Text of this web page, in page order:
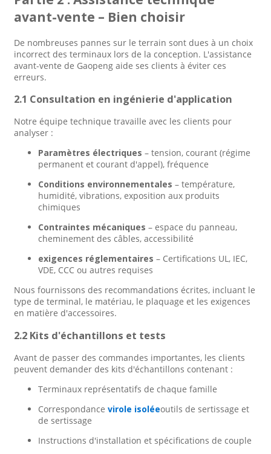
avant-vente – Bien choisir
De nombreuses pannes sur le terrain sont dues à un choix
incorrect des terminaux lors de la conception. L'assistance
avant-vente de Gaopeng aide ses clients à éviter ces
erreurs.
2.1 Consultation en ingénierie d'application
Notre équipe technique travaille avec les clients pour
analyser :
Paramètres électriques – tension, courant (régime
permanent et courant d'appel), fréquence
Conditions environnementales – température,
humidité, vibrations, exposition aux produits
chimiques
Contraintes mécaniques – espace du panneau,
cheminement des câbles, accessibilité
exigences réglementaires – Certifications UL, IEC,
VDE, CCC ou autres requises
Nous fournissons des recommandations écrites, incluant le
type de terminal, le matériau, le plaquage et les exigences
en matière d'accessoires.
2.2 Kits d'échantillons et tests
Avant de passer des commandes importantes, les clients
peuvent demander des kits d'échantillons contenant :
Terminaux représentatifs de chaque famille
Correspondance virole isoléeoutils de sertissage et
de sertissage
Instructions d'installation et spécifications de couple